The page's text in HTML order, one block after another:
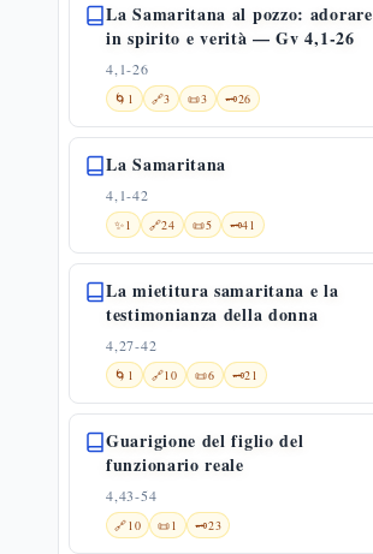
La Samaritana al pozzo: adorare
in spirito e verità — Gv 4,1-26
4,1-26
🌀 1 🔗3 📜3 🗝️26
La Samaritana
4,1-42
✨1 🔗24 📜5 🗝️41
La mietitura samaritana e la
testimonianza della donna
4,27-42
🌀 1 🔗10 📜6 🗝️21
Guarigione del figlio del
funzionario reale
4,43-54
🔗10 📜1 🗝️23